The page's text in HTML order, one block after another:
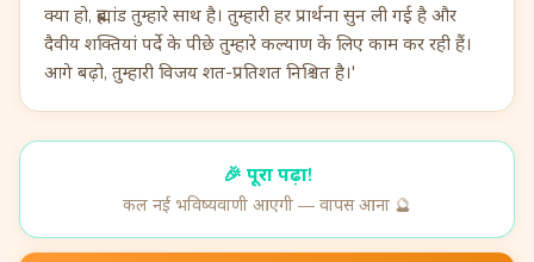
क्या हो, ब्रह्मांड तुम्हारे साथ है। तुम्हारी हर प्रार्थना सुन ली गई है और
दैवीय शक्तियां पर्दे के पीछे तुम्हारे कल्याण के लिए काम कर रही हैं।
आगे बढ़ो, तुम्हारी विजय शत-प्रतिशत निश्चित है।'
🎉 पूरा पढ़ा!
कल नई भविष्यवाणी आएगी — वापस आना 🔮